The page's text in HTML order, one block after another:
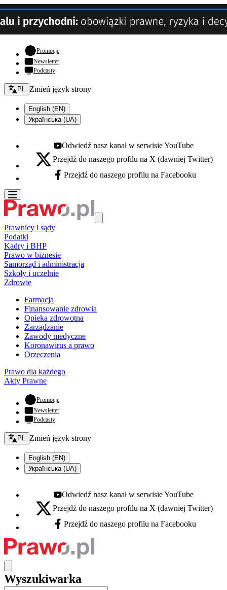
Promocje- otwiera się w nowej karcie
Newsletter
Podcasty
Zmień język - bieżący:
PL Zmień język strony
English (EN)
Українська (UA)
Youtube - otwiera się w nowej karcie
Odwiedź nasz kanał w serwisie YouTube
X - otwiera się w nowej karcie
Przejdź do naszego profilu na X (dawniej Twitter)
Facebook - otwiera się w nowej karcie
Przejdź do naszego profilu na Facebooku
Prawnicy i sądy
Podatki
Kadry i BHP
Prawo w biznesie
Samorząd i administracja
Szkoły i uczelnie
Zdrowie
Farmacja
Finansowanie zdrowia
Opieka zdrowotna
Zarządzanie
Zawody medyczne
Koronawirus a prawo
Orzeczenia
Prawo dla każdego
Akty Prawne
Promocje- otwiera się w nowej karcie
Newsletter
Podcasty
Zmień język - bieżący:
PL Zmień język strony
English (EN)
Українська (UA)
Youtube - otwiera się w nowej karcie
Odwiedź nasz kanał w serwisie YouTube
X - otwiera się w nowej karcie
Przejdź do naszego profilu na X (dawniej Twitter)
Facebook - otwiera się w nowej karcie
Przejdź do naszego profilu na Facebooku
Wyszukiwarka